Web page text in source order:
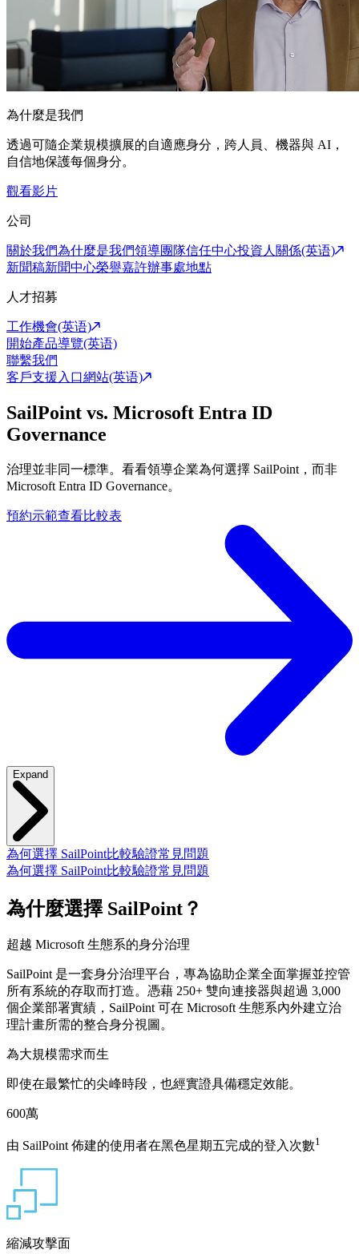
為什麼是我們
透過可隨企業規模擴展的自適應身分，跨人員、機器與 AI，
自信地保護每個身分。
觀看影片
公司
關於我們為什麼是我們領導團隊信任中心投資人關係(英语)
新聞稿新聞中心榮譽嘉許辦事處地點
人才招募
工作機會(英语)
開始產品導覽(英语)
聯繫我們
客戶支援入口網站(英语)
SailPoint vs. Microsoft Entra ID
Governance
治理並非同一標準。看看領導企業為何選擇 SailPoint，而非
Microsoft Entra ID Governance。
預約示範查看比較表
Expand
為何選擇 SailPoint比較驗證常見問題
為何選擇 SailPoint比較驗證常見問題
為什麼選擇 SailPoint？
超越 Microsoft 生態系的身分治理
SailPoint 是一套身分治理平台，專為協助企業全面掌握並控管
所有系統的存取而打造。憑藉 250+ 雙向連接器與超過 3,000
個企業部署實績，SailPoint 可在 Microsoft 生態系內外建立治
理計畫所需的整合身分視圖。
為大規模需求而生
即使在最繁忙的尖峰時段，也經實證具備穩定效能。
600萬
由 SailPoint 佈建的使用者在黑色星期五完成的登入次數1
縮減攻擊面